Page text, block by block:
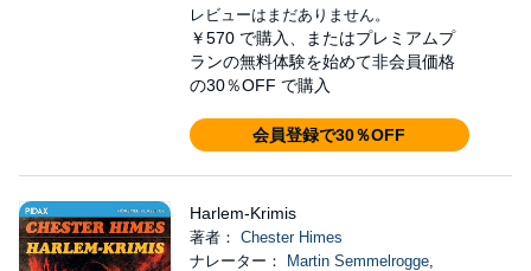
レビューはまだありません。
￥570 で購入、またはプレミアムプ
ランの無料体験を始めて非会員価格
の30％OFF で購入
会員登録で30％OFF
Harlem-Krimis
著者： Chester Himes
ナレーター：
Martin Semmelrogge,